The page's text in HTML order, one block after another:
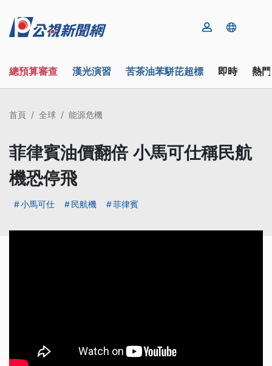
總預算審查 漢光演習 苦茶油苯駢芘超標 即時 熱
首頁 全球 能源危機
菲律賓油價翻倍 小馬可仕稱民航
機恐停飛
小馬可仕 民航機 菲律賓